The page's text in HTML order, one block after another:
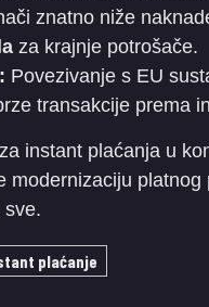
znatno niže
za krajnje potrošače.
Povezivanje s EU
transakcije prema
instant plaćanja u
modernizaciju
sve.
plaćanje